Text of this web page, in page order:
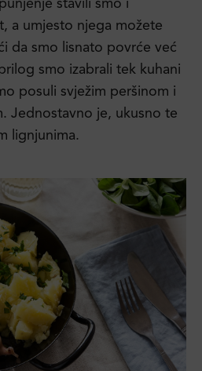
stavili smo i
a umjesto njega možete
da smo lisnato povrće već
smo izabrali tek kuhani
posuli svježim peršinom i
Jednostavno je, ukusno te
lignjunima.